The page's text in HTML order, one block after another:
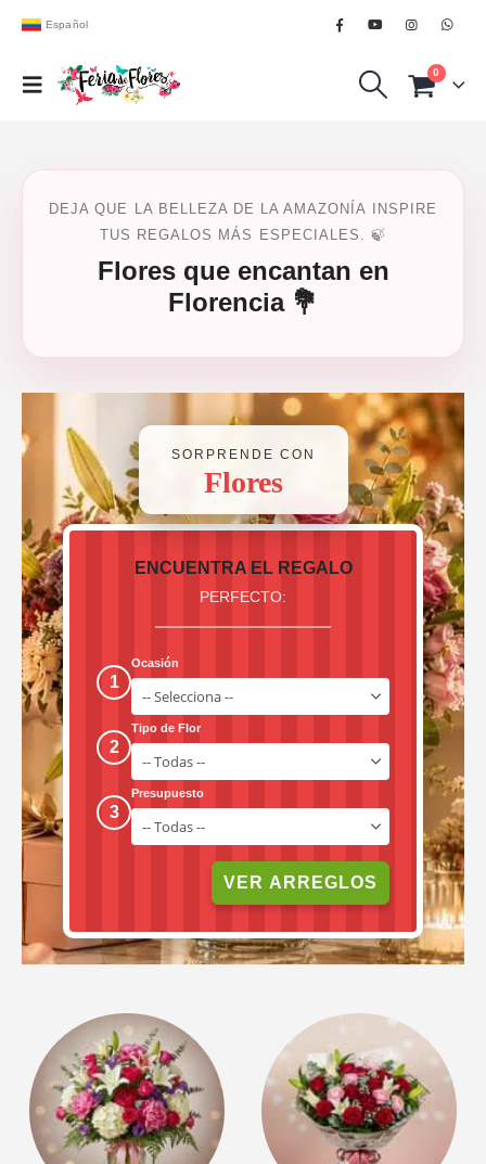
Español
0
DEJA QUE LA BELLEZA DE LA AMAZONÍA INSPIRE
TUS REGALOS MÁS ESPECIALES. 🍃
Flores que encantan en
Florencia 💐
SORPRENDE CON
Flores
ENCUENTRA EL REGALO
PERFECTO:
1
Ocasión
2
Tipo de Flor
3
Presupuesto
VER ARREGLOS